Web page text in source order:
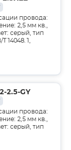
провода:
2,5 мм кв.,
серый, тип
2.5-GY
провода:
2,5 мм кв.,
серый, тип